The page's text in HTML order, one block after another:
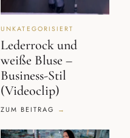
UNKATEGORISIERT
Lederrock und
weiße Bluse –
Business-Stil
(Videoclip)
ZUM BEITRAG